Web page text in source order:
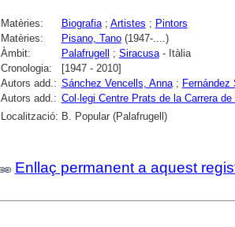
Matèries: Biografia; Artistes ; Pintors
Matèries:
Pisano, Tano(1947-....)
Àmbit:
Palafrugell ; Siracusa- Itàlia
Cronologia:
[1947 - 2010]
Autors add.: Sánchez Vencells, Anna; Fernández
Autors add.: Col·legi Centre Prats de la Carrera
Localització: B. Popular (Palafrugell)
Enllaç permanent a aquest